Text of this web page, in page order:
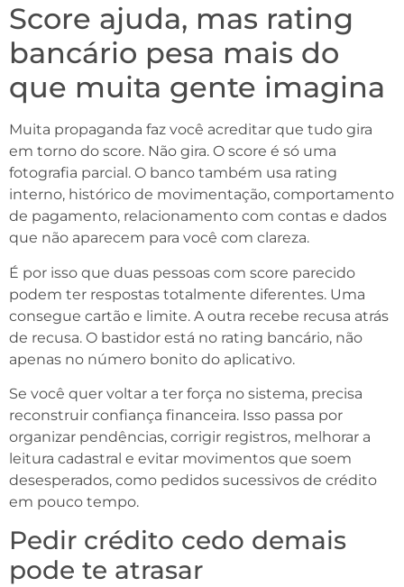
Score ajuda, mas rating
bancário pesa mais do
que muita gente imagina
Muita propaganda faz você acreditar que tudo gira
em torno do score. Não gira. O score é só uma
fotografia parcial. O banco também usa rating
interno, histórico de movimentação, comportamento
de pagamento, relacionamento com contas e dados
que não aparecem para você com clareza.
É por isso que duas pessoas com score parecido
podem ter respostas totalmente diferentes. Uma
consegue cartão e limite. A outra recebe recusa atrás
de recusa. O bastidor está no rating bancário, não
apenas no número bonito do aplicativo.
Se você quer voltar a ter força no sistema, precisa
reconstruir confiança financeira. Isso passa por
organizar pendências, corrigir registros, melhorar a
leitura cadastral e evitar movimentos que soem
desesperados, como pedidos sucessivos de crédito
em pouco tempo.
Pedir crédito cedo demais
pode te atrasar